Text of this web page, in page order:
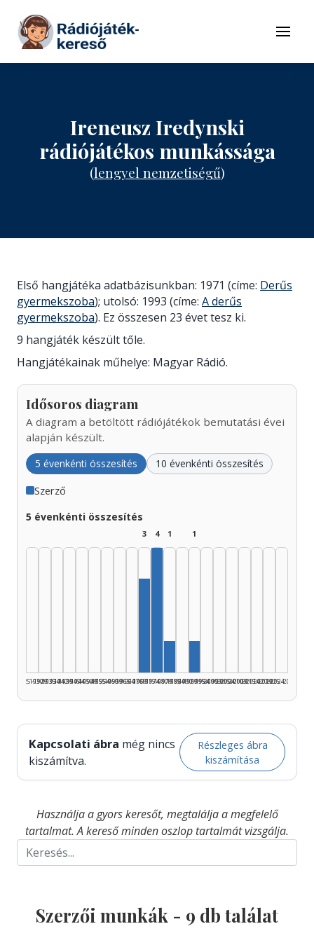
Tovább a tartalomhoz
Menü
Ireneusz Iredynski
rádiójátékos munkássága
(lengyel nemzetiségű)
Első hangjátéka adatbázisunkban: 1971 (címe: Derűs
gyermekszoba); utolsó: 1993 (címe: A derűs
gyermekszoba). Ez összesen 23 évet tesz ki.
9 hangjáték készült tőle.
Hangjátékainak műhelye: Magyar Rádió.
Idősoros diagram
A diagram a betöltött rádiójátékok bemutatási évei
alapján készült.
5 évenkénti összesítés 10 évenkénti összesítés
Szerző
5 évenkénti összesítés
1925–1929
1930–1934
1935–1939
1940–1944
1945–1949
1950–1954
1955–1959
1960–1964
1965–1969
3
1970–1974
4
1975–1979
1
1980–1984
1985–1989
1
1990–1994
1995–1999
2000–2004
2005–2009
2010–2014
2015–2019
2020–2024
2025–2026
Kapcsolati ábra még nincs
kiszámítva.
Részleges ábra
kiszámítása
Használja a gyors keresőt, megtalálja a megfelelő
tartalmat. A kereső minden oszlop tartalmát vizsgálja.
Szerzői munkák - 9 db találat